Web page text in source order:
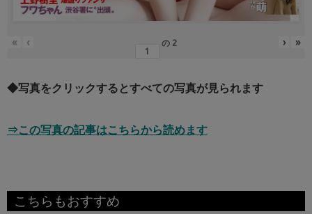
« ‹ の 2 › »
◆写真をクリックするとすべての写真が見られます
⇒この写真の記事はこちらから読めます
こちらもおすすめ